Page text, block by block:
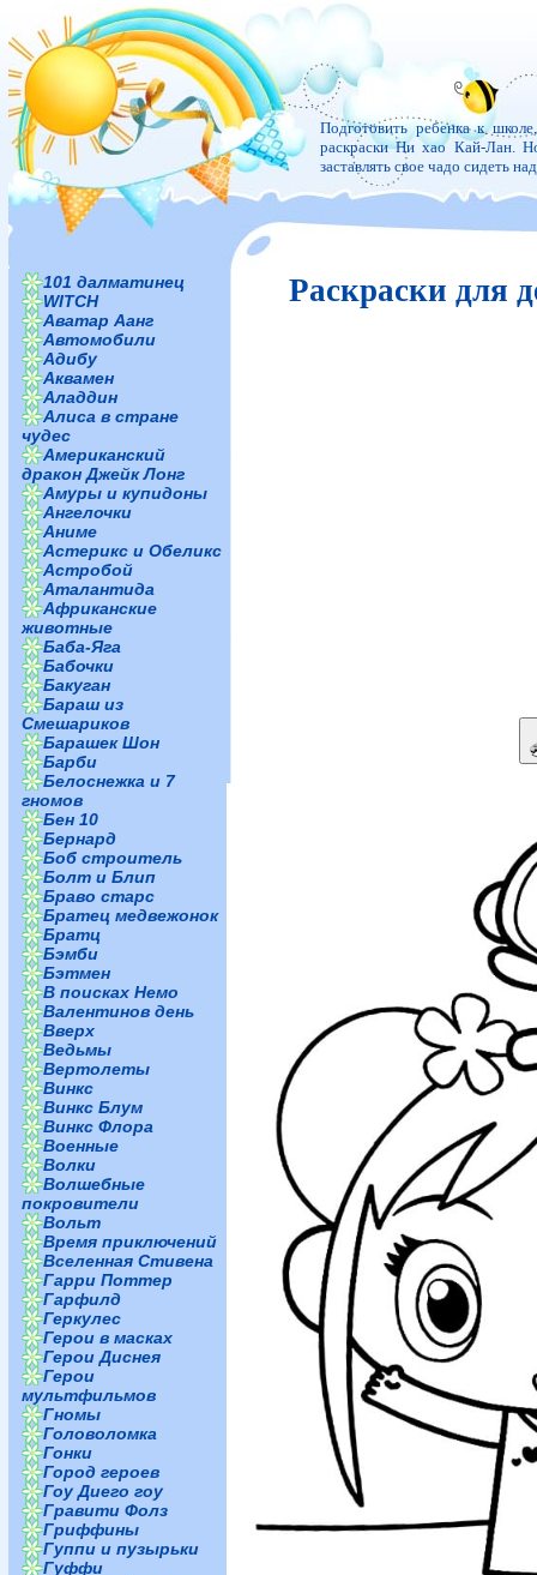
Подготовить ребенка к
раскраски Ни хао Кай-Лан.
заставлять свое чадо сидеть
101 далматинец
WITCH
Аватар Аанг
Автомобили
Адибу
Аквамен
Аладдин
Алиса в стране
чудес
Американский
дракон Джейк Лонг
Амуры и купидоны
Ангелочки
Аниме
Астерикс и Обеликс
Астробой
Аталантида
Африканские
животные
Баба-Яга
Бабочки
Бакуган
Бараш из
Смешариков
Барашек Шон
Барби
Белоснежка и 7
гномов
Бен 10
Бернард
Боб строитель
Болт и Блип
Браво старс
Братец медвежонок
Братц
Бэмби
Бэтмен
В поисках Немо
Валентинов день
Вверх
Ведьмы
Вертолеты
Винкс
Винкс Блум
Винкс Флора
Военные
Волки
Волшебные
покровители
Вольт
Время приключений
Вселенная Стивена
Гарри Поттер
Гарфилд
Геркулес
Герои в масках
Герои Диснея
Герои
мультфильмов
Гномы
Головоломка
Гонки
Город героев
Гоу Диего гоу
Гравити Фолз
Гриффины
Гуппи и пузырьки
Гуффи
Раскраски для